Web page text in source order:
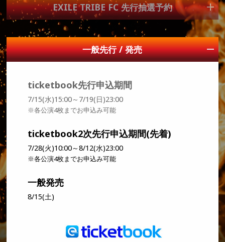
EXILE TRIBE FC 先行抽選予約
申込期間
7/8(水)15:00～7/12(日)23:00
対象者
申込み期間内にファンクラブサイトにログイン可能な
会員様が対象になります。
ので、複数のファンクラブに入会されている場合で
も、いずれか1会員様分のみでのお申込みとなりま
す。
対象サイト
EXILE OFFICIAL FAN CLUB
GENERATIONS OFFICIAL FAN CLUB
THE RAMPAGE OFFICIAL FAN CLUB
一般先行 / 発売
ticketbook先行申込期間
7/15(水)15:00～7/19(日)23:00
※各公演4枚までお申込み可能
ticketbook2次先行申込期間(先着)
7/28(火)10:00～8/12(水)23:00
※各公演4枚までお申込み可能
一般発売
8/15(土)